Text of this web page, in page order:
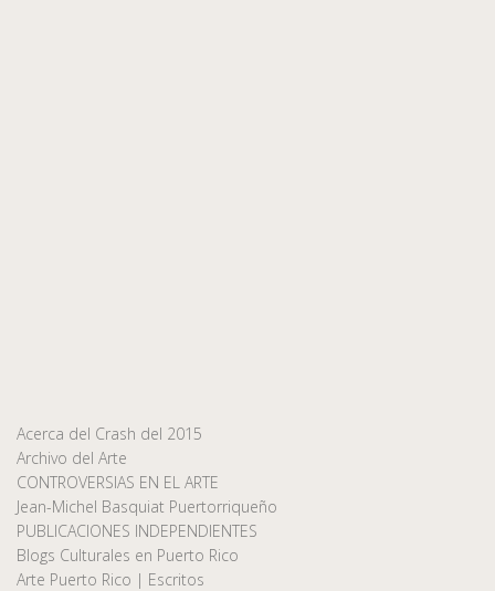
Acerca del Crash del 2015
Archivo del Arte
CONTROVERSIAS EN EL ARTE
Jean-Michel Basquiat Puertorriqueño
PUBLICACIONES INDEPENDIENTES
Blogs Culturales en Puerto Rico
Arte Puerto Rico | Escritos